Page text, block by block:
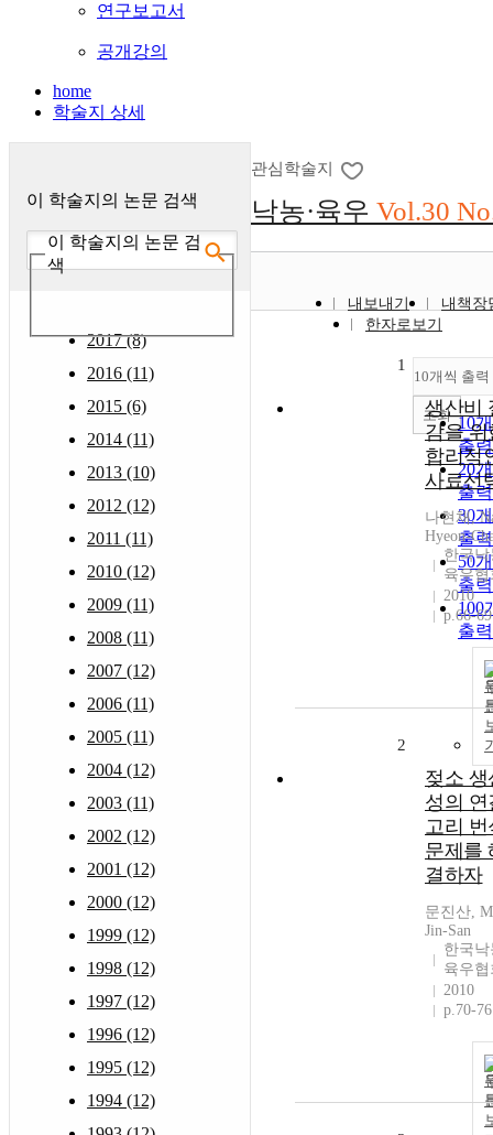
연구보고서
공개강의
home
학술지 상세
이 학술지의 논문 검색
이 학술지의 논문 검
색
2017 (8)
2016 (11)
2015 (6)
2014 (11)
2013 (10)
2012 (12)
2011 (11)
2010 (12)
2009 (11)
2008 (11)
2007 (12)
2006 (11)
2005 (11)
2004 (12)
2003 (11)
2002 (12)
2001 (12)
2000 (12)
1999 (12)
1998 (12)
1997 (12)
1996 (12)
1995 (12)
1994 (12)
관심학술지
낙농·육우 Vol.30
내보내기
내책장
한자로보기
10개씩 출력
10
출력
20
출력
30
출력
50
출력
100
출력
조회
1
생산비
감을 위
합리적
사료선
나현채,
Hyeon-
한국낙
육우협
2010
p.66-69
2
젖소 생
성의 연
고리 번
문제를
결하자
문진산,
Jin-San
한국낙
육우협
2010
p.70-76